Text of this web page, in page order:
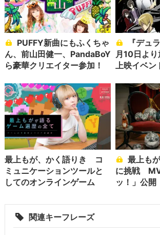
ん、前山田健一、PandaBoY
ら豪華クリエイター参加！
月10日よ
上映イベン
最上もが、かく語りき コ
ミュニケーションツールと
してのオンラインゲーム
最上もが、新たな七変化
に挑戦
ッ！」公開
関連キーフレーズ